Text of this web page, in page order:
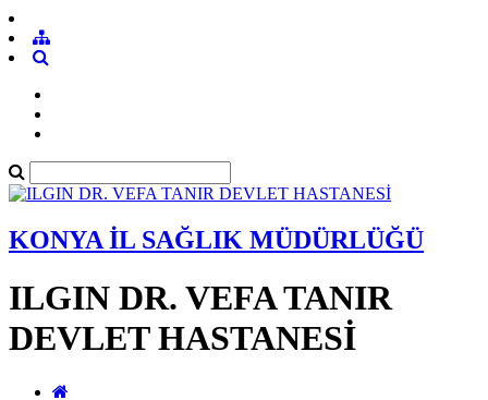
KONYA İL SAĞLIK MÜDÜRLÜĞÜ
ILGIN DR. VEFA TANIR
DEVLET HASTANESİ